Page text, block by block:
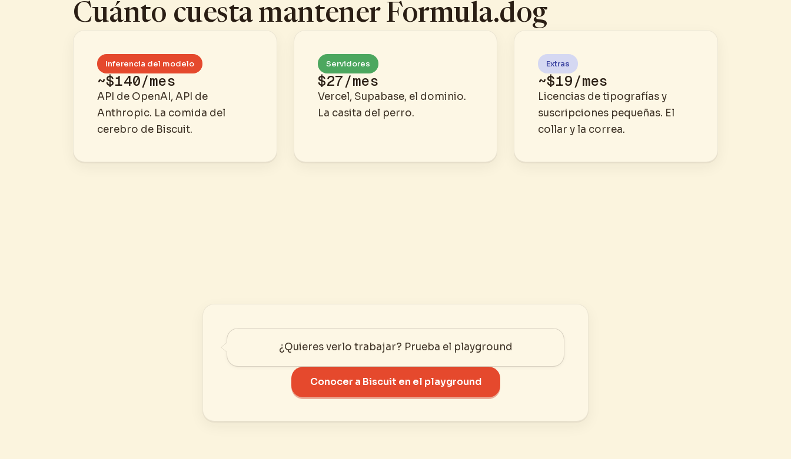
Cuánto cuesta mantener Formula.dog
Inferencia del modelo
~$140/mes
API de OpenAI, API de
Anthropic. La comida del
cerebro de Biscuit.
Servidores
$27/mes
Vercel, Supabase, el dominio.
La casita del perro.
Extras
~$19/mes
Licencias de tipografías y
suscripciones pequeñas. El
collar y la correa.
¿Quieres verlo trabajar? Prueba el playground
Conocer a Biscuit en el playground